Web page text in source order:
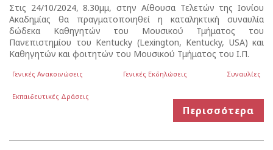
Στις 24/10/2024, 8.30μμ, στην Αίθουσα Τελετών της Ιονίου
Ακαδημίας θα πραγματοποιηθεί η καταληκτική συναυλία
δώδεκα Καθηγητών του Μουσικού Τμήματος του
Πανεπιστημίου του Kentucky (Lexington, Kentucky, USA) και
Καθηγητών και φοιτητών του Μουσικού Τμήματος του Ι.Π.
Γενικές Ανακοινώσεις Γενικές Εκδηλώσεις Συναυλίες
Εκπαιδευτικές Δράσεις
Περισσότερα